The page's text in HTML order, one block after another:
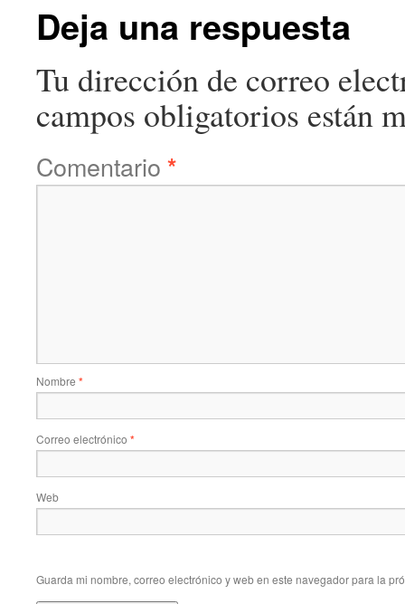
Deja una respuesta
Tu dirección de correo
campos obligatorios están
Comentario *
Nombre *
Correo electrónico *
Web
Guarda mi nombre, correo electrónico y web en este navegador para la